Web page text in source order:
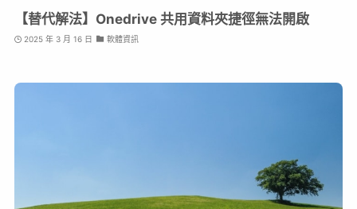
【替代解法】Onedrive 共用資料夾捷徑無法開啟
2025 年 3 月 16 日 軟體資訊